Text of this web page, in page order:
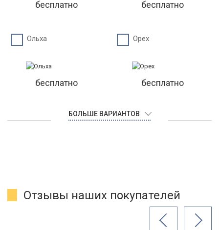
бесплатно бесплатно
Ольха
бесплатно
Орех
бесплатно
БОЛЬШЕ ВАРИАНТОВ
Отзывы наших покупателей